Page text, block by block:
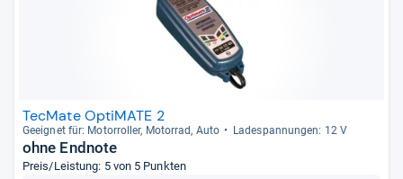
TecMate OptiMATE 2
Geeig­net für: Motor­rol­ler, Motor­rad, Auto Lade­span­nun­gen: 12 V
ohne Endnote
Preis/Leistung: 5 von 5 Punkten